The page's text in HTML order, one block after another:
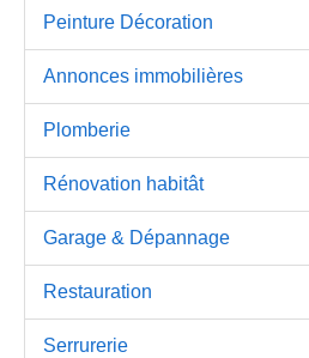
Peinture Décoration
Annonces immobilières
Plomberie
Rénovation habitât
Garage & Dépannage
Restauration
Serrurerie